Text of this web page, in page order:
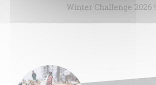
Winter Challenge 2026 !